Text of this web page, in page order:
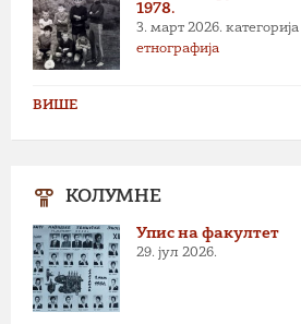
1978.
3. март 2026. категорија
етнографија
ВИШЕ
КОЛУМНЕ
Упис на факултет
29. јул 2026.